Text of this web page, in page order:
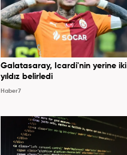
Galatasaray, Icardi'nin yerine iki
yıldız belirledi
Haber7